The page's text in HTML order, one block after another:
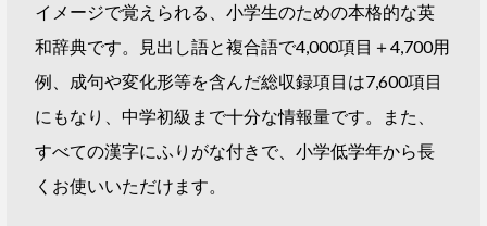
イメージで覚えられる、小学生のための本格的な英
和辞典です。見出し語と複合語で4,000項目＋4,700用
例、成句や変化形等を含んだ総収録項目は7,600項目
にもなり、中学初級まで十分な情報量です。また、
すべての漢字にふりがな付きで、小学低学年から長
くお使いいただけます。